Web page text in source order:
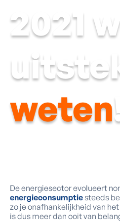
2021
weten
De energiesector evolueert
energieconsumptiesteeds
zo je onafhankelijkheid van
is dus meer dan ooit van